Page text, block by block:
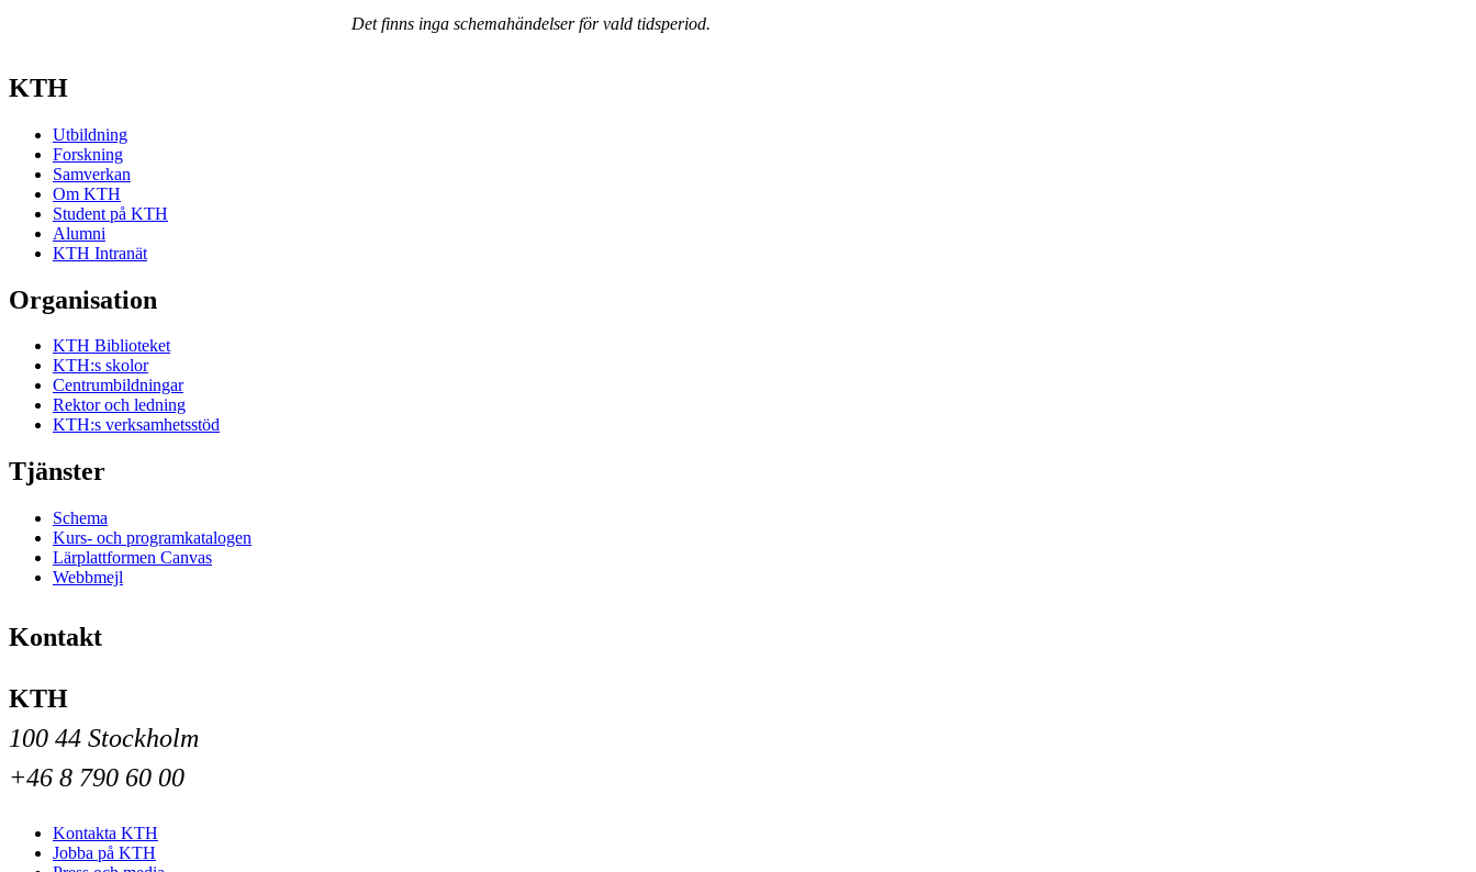
Det finns inga schemahändelser för vald tidsperiod.
KTH
Utbildning
Forskning
Samverkan
Om KTH
Student på KTH
Alumni
KTH Intranät
Organisation
KTH Biblioteket
KTH:s skolor
Centrumbildningar
Rektor och ledning
KTH:s verksamhetsstöd
Tjänster
Schema
Kurs- och programkatalogen
Lärplattformen Canvas
Webbmejl
Kontakt
KTH
100 44 Stockholm
+46 8 790 60 00
Kontakta KTH
Jobba på KTH